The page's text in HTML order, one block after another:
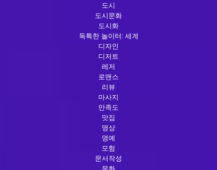
도시
도시문화
도시화
독특한 놀이터: 세계
디자인
디저트
레저
로맨스
리뷰
마사지
만족도
맛집
명상
명예
모험
문서작성